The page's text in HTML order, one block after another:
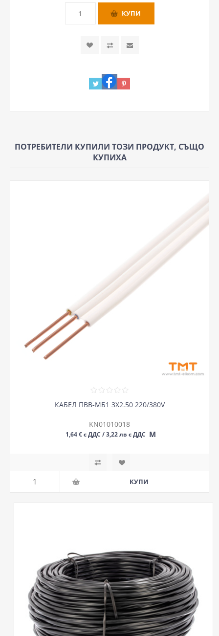
ПОТРЕБИТЕЛИ КУПИЛИ ТОЗИ ПРОДУКТ, СЪЩО
КУПИХА
КАБЕЛ ПВВ-МБ1 3Х2.50 220/380V
KN01010018
1,64 € с ДДС / 3,22 лв с ДДС М